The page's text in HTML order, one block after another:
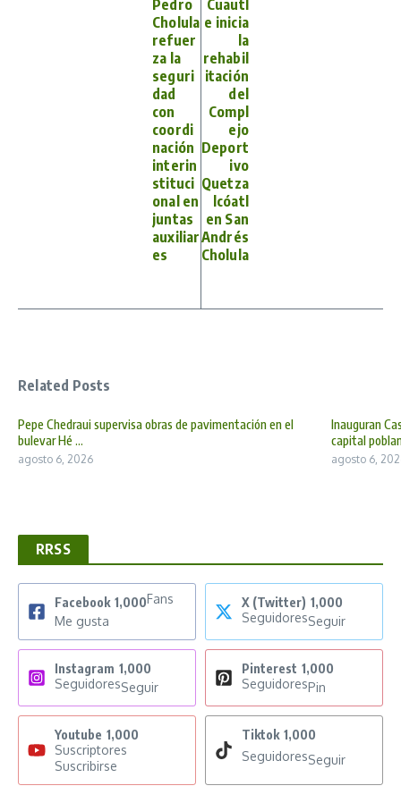
Pedro
Cholula
refuer
za la
seguri
dad
con
coordi
nación
interin
stituci
onal en
juntas
auxiliar
es
Cuautl
e inicia
la
rehabil
itación
del
Compl
ejo
Deport
ivo
Quetza
lcóatl
en San
Andrés
Cholula
Related Posts
Pepe Chedraui supervisa obras de pavimentación en el
bulevar Hé ...
agosto 6, 2026
Inauguran
capital
agosto 6,
RRSS
Facebook 1,000Fans
Me gusta
X (Twitter) 1,000
SeguidoresSeguir
Instagram 1,000
SeguidoresSeguir
Pinterest 1,000
SeguidoresPin
Youtube 1,000
Suscriptores
Suscribirse
Tiktok 1,000
SeguidoresSeguir